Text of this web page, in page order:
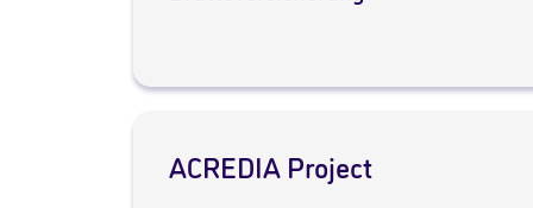
ACREDIA Project